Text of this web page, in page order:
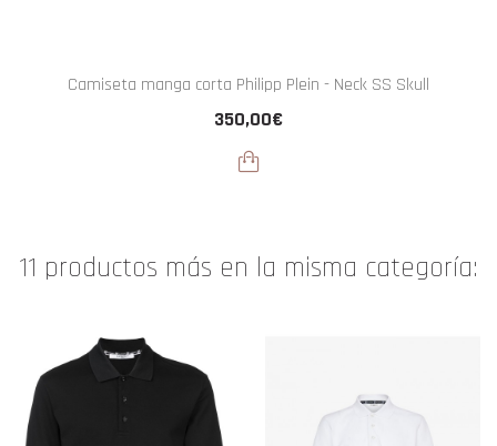
Camiseta manga corta Philipp Plein - Neck SS Skull
350,00€
11 productos más en la misma categoría: